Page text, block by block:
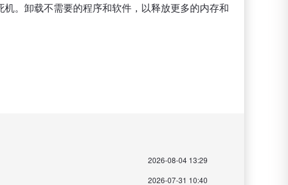
。卸载不需要的程序和软件，以释放更多的内存和
2026-08-04 13:29
2026-07-31 10:40